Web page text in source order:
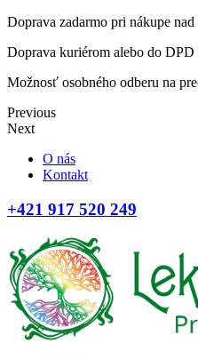
Doprava zadarmo pri nákupe nad
Doprava kuriérom alebo do DPD
Možnosť osobného odberu na
Previous
Next
O nás
Kontakt
+421 917 520 249